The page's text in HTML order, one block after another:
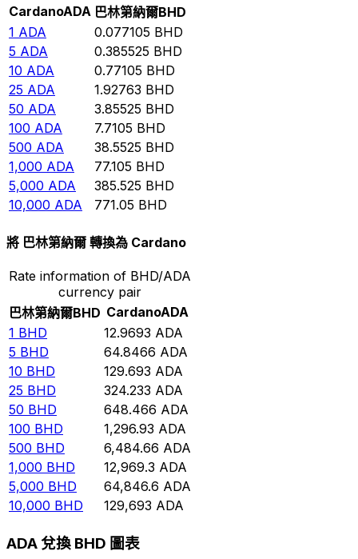
CardanoADA 巴林第納爾BHD
1 ADA 0.077105 BHD
5 ADA 0.385525 BHD
10 ADA 0.77105 BHD
25 ADA 1.92763 BHD
50 ADA 3.85525 BHD
100 ADA 7.7105 BHD
500 ADA 38.5525 BHD
1,000 ADA 77.105 BHD
5,000 ADA 385.525 BHD
10,000 ADA 771.05 BHD
將 巴林第納爾 轉換為 Cardano
Rate information of BHD/ADA
currency pair
巴林第納爾BHD CardanoADA
1 BHD 12.9693 ADA
5 BHD 64.8466 ADA
10 BHD 129.693 ADA
25 BHD 324.233 ADA
50 BHD 648.466 ADA
100 BHD 1,296.93 ADA
500 BHD 6,484.66 ADA
1,000 BHD 12,969.3 ADA
5,000 BHD 64,846.6 ADA
10,000 BHD 129,693 ADA
ADA 兌換 BHD 圖表